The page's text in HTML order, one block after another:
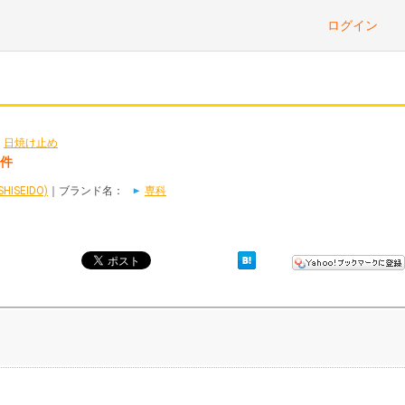
ログイン
日焼け止め
｜ブランド名： 専科